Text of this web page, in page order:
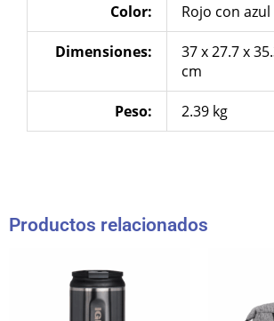
Color: Rojo con azul
Dimensiones:
37 x 27.7 x
cm
Peso: 2.39 kg
Productos relacionados